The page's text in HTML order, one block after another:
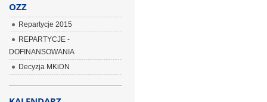
OZZ
Repartycje 2015
REPARTYCJE -
DOFINANSOWANIA
Decyzja MKiDN